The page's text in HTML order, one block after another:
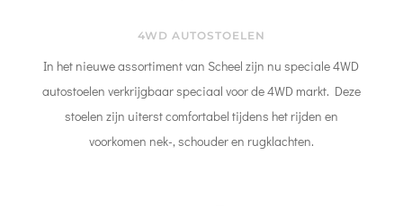
4WD AUTOSTOELEN
In het nieuwe assortiment van Scheel zijn nu speciale 4WD
autostoelen verkrijgbaar speciaal voor de 4WD markt. Deze
stoelen zijn uiterst comfortabel tijdens het rijden en
voorkomen nek-, schouder en rugklachten.